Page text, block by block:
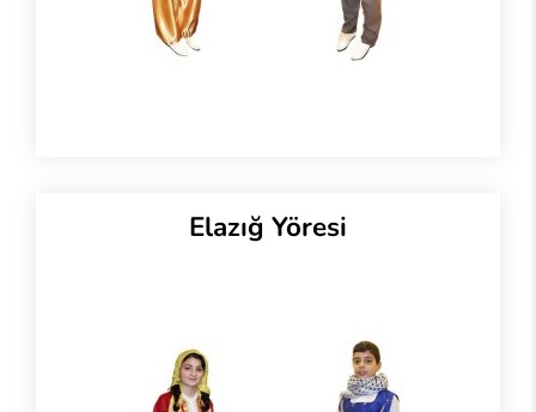
Elazığ Yöresi